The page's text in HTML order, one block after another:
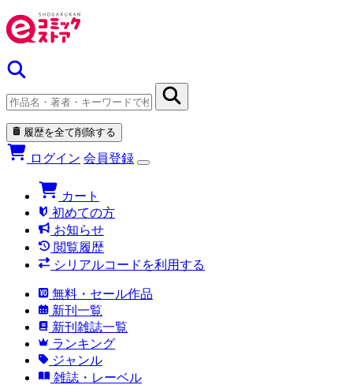
履歴を全て削除する
ログイン 会員登録
カート
初めての方
お知らせ
閲覧履歴
シリアルコードを利用する
無料・セール作品
新刊一覧
新刊雑誌一覧
ランキング
ジャンル
雑誌・レーベル